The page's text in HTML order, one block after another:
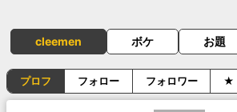
cleemen ボケ お題
プロフ フォロー フォロワー ★